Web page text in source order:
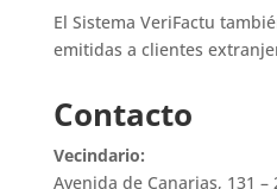
El Sistema VeriFactu
emitidas a clientes
Contacto
Vecindario:
Avenida de Canarias, 131 –